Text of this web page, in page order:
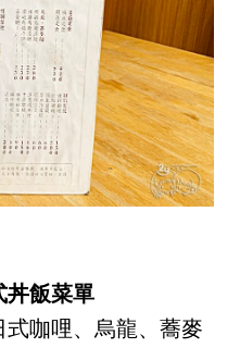
丼飯菜單
咖哩、烏龍、蕎麥